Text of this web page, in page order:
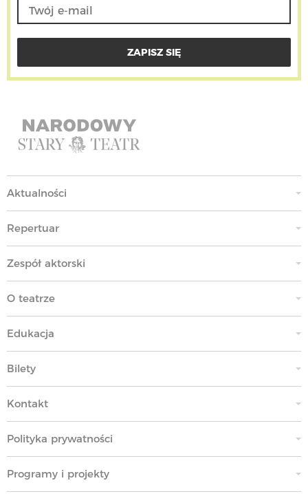
Aktualności
Repertuar
Zespół aktorski
O teatrze
Edukacja
Bilety
Kontakt
Polityka prywatności
Programy i projekty